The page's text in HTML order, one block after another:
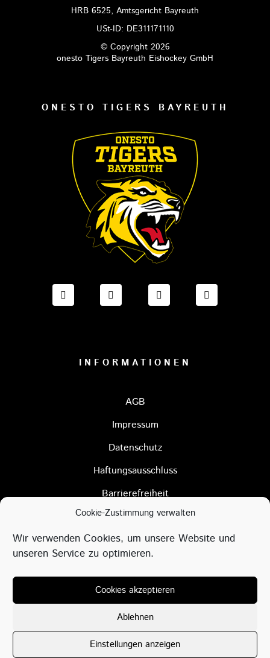
Cookie-Zustimmung verwalten
Wir verwenden Cookies, um unsere Website und
unseren Service zu optimieren.
Cookies akzeptieren
Ablehnen
Einstellungen anzeigen
HRB 6525, Amtsgericht Bayreuth
USt-ID: DE311171110
© Copyright 2026
onesto Tigers Bayreuth Eishockey GmbH
ONESTO TIGERS BAYREUTH
FACEBOOK ONESTO TIGERS BAYREUTH
INSTAGRAM ONESTO TIGERS
TIKTOK ONESTO
INFORMATIONEN
AGB
Impressum
Datenschutz
Haftungsausschluss
Barrierefreiheit
Cookie-Richtlinie